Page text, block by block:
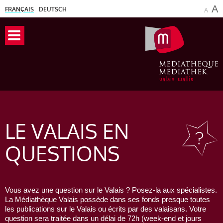
FRANÇAIS DEUTSCH A A
LE VALAIS EN
QUESTIONS
Vous avez une question sur le Valais ? Posez-la aux spécialistes.
La Médiathèque Valais possède dans ses fonds presque toutes
les publications sur le Valais ou écrits par des valaisans. Votre
question sera traitée dans un délai de 72h (week-end et jours